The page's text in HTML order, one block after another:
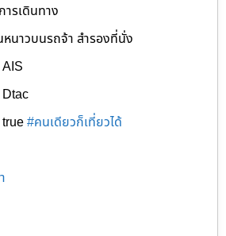
รเดินทาง
นาวบนรถจ้า สำรองที่นั่ง
#คนเดียวก็เที่ยวได้